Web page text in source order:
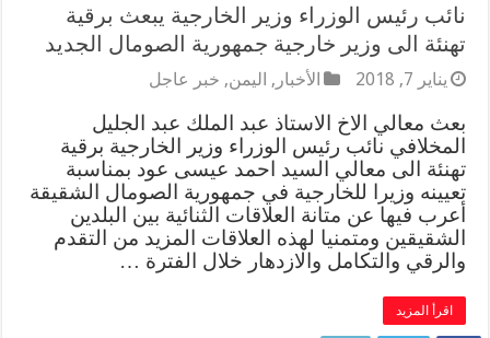
نائب رئيس الوزراء وزير الخارجية يبعث برقية
تهنئة الى وزير خارجية جمهورية الصومال الجديد
يناير 7, 2018 الأخبار , اليمن, خبر عاجل
بعث معالي الاخ الاستاذ عبد الملك عبد الجليل
المخلافي نائب رئيس الوزراء وزير الخارجية برقية
تهنئة الى معالي السيد احمد عيسى عود بمناسبة
تعيينه وزيرا للخارجية في جمهورية الصومال الشقيقة
أعرب فيها عن متانة العلاقات الثنائية بين البلدين
الشقيقين ومتمنيا لهذه العلاقات المزيد من التقدم
والرقي والتكامل والازدهار خلال الفترة …
اقرأ المزيد